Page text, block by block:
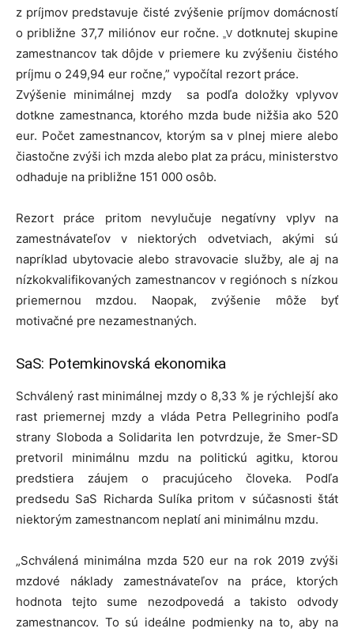
z príjmov predstavuje čisté zvýšenie príjmov domácností
o približne 37,7 miliónov eur ročne.„V dotknutej skupine
zamestnancov tak dôjde v priemere ku zvýšeniu čistého
príjmu o 249,94 eur ročne,” vypočítal rezort práce.
Zvýšenie minimálnej mzdy sa podľa doložky vplyvov
dotkne zamestnanca, ktorého mzda bude nižšia ako 520
eur. Počet zamestnancov, ktorým sa v plnej miere alebo
čiastočne zvýši ich mzda alebo plat za prácu, ministerstvo
odhaduje na približne 151 000 osôb.
Rezort práce pritom nevylučuje negatívny vplyv na
zamestnávateľov v niektorých odvetviach, akými sú
napríklad ubytovacie alebo stravovacie služby, ale aj na
nízkokvalifikovaných zamestnancov v regiónoch s nízkou
priemernou mzdou. Naopak, zvýšenie môže byť
motivačné pre nezamestnaných.
SaS: Potemkinovská ekonomika
Schválený rast minimálnej mzdy o 8,33 % je rýchlejší ako
rast priemernej mzdy a vláda Petra Pellegriniho podľa
strany Sloboda a Solidarita len potvrdzuje, že Smer-SD
pretvoril minimálnu mzdu na politickú agitku, ktorou
predstiera záujem o pracujúceho človeka. Podľa
predsedu SaS Richarda Sulíka pritom v súčasnosti štát
niektorým zamestnancom neplatí ani minimálnu mzdu.
„Schválená minimálna mzda 520 eur na rok 2019 zvýši
mzdové náklady zamestnávateľov na práce, ktorých
hodnota tejto sume nezodpovedá a takisto odvody
zamestnancov. To sú ideálne podmienky na to, aby na